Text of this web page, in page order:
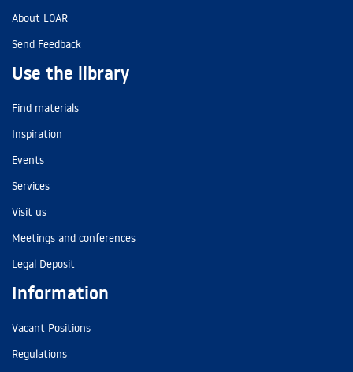
About LOAR
Send Feedback
Use the library
Find materials
Inspiration
Events
Services
Visit us
Meetings and conferences
Legal Deposit
Information
Vacant Positions
Regulations